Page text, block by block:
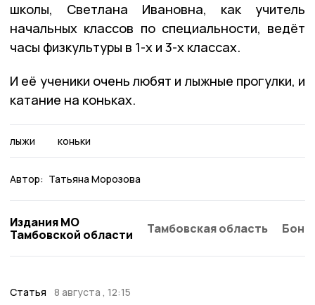
школы, Светлана Ивановна, как учитель
начальных классов по специальности, ведёт
часы физкультуры в 1-х и 3-х классах.
И её ученики очень любят и лыжные прогулки, и
катание на коньках.
лыжи коньки
Автор: Татьяна Морозова
Издания МО
Тамбовской области
Тамбовская область
Статья 8 августа , 12:15